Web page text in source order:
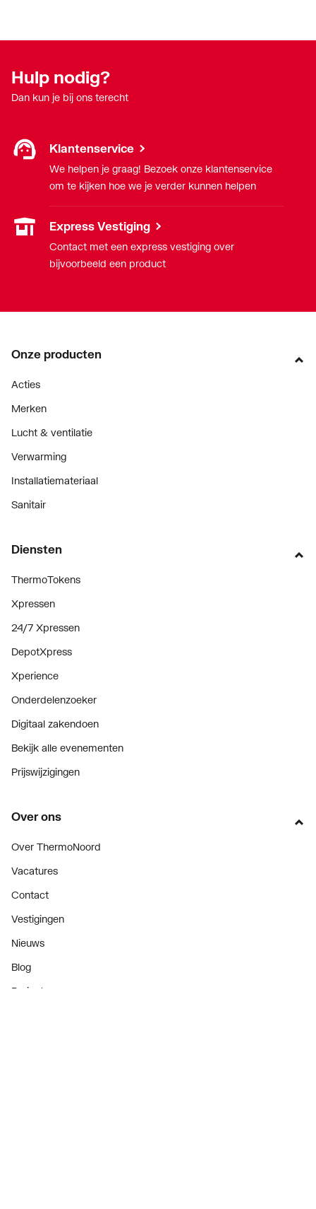
Hulp nodig?
Dan kun je bij ons terecht
Klantenservice
We helpen je graag! Bezoek onze klantenservice
om te kijken hoe we je verder kunnen helpen
Express Vestiging
Contact met een express vestiging over
bijvoorbeeld een product
Onze producten
Acties
Merken
Lucht & ventilatie
Verwarming
Installatiemateriaal
Sanitair
Diensten
ThermoTokens
Xpressen
24/7 Xpressen
DepotXpress
Xperience
Onderdelenzoeker
Digitaal zakendoen
Bekijk alle evenementen
Prijswijzigingen
Over ons
Over ThermoNoord
Vacatures
Contact
Vestigingen
Nieuws
Blog
Projecten